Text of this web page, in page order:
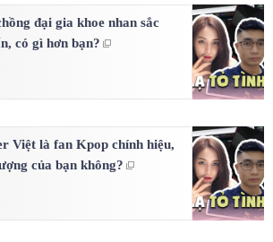
đại gia khoe nhan sắc
có gì hơn bạn?
Việt là fan Kpop chính hiệu,
của bạn không?